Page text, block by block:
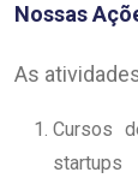
Nossas
As
Cursos
startups